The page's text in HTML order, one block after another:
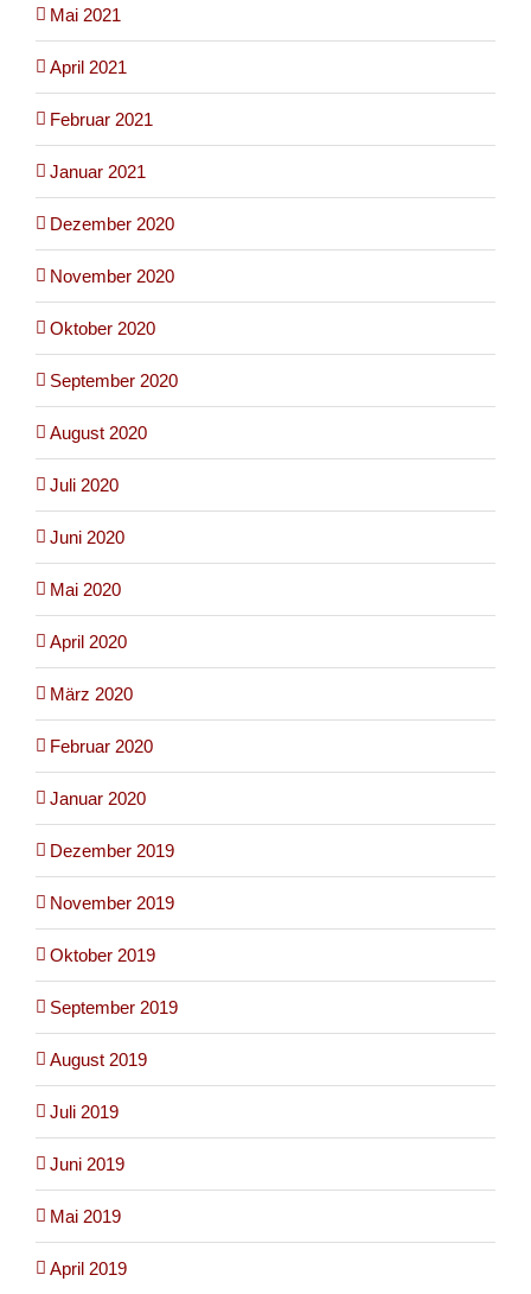
Mai 2021
April 2021
Februar 2021
Januar 2021
Dezember 2020
November 2020
Oktober 2020
September 2020
August 2020
Juli 2020
Juni 2020
Mai 2020
April 2020
März 2020
Februar 2020
Januar 2020
Dezember 2019
November 2019
Oktober 2019
September 2019
August 2019
Juli 2019
Juni 2019
Mai 2019
April 2019